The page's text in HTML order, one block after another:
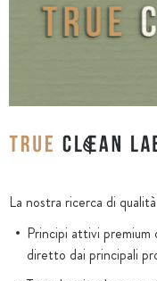
La nostra ricerca di
Principi attivi premium
diretto dai principali